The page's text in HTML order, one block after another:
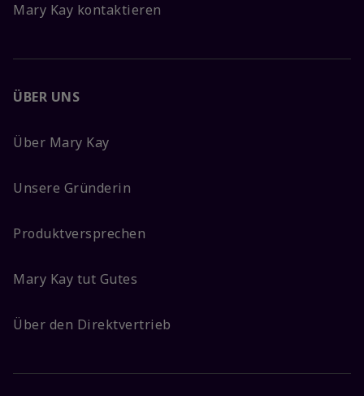
Mary Kay kontaktieren
ÜBER UNS
Über Mary Kay
Unsere Gründerin
Produktversprechen
Mary Kay tut Gutes
Über den Direktvertrieb